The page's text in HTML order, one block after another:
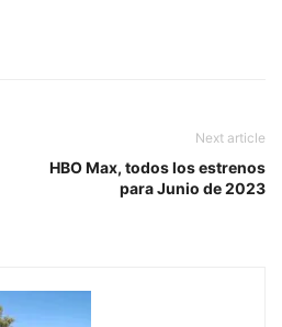
Next article
HBO Max, todos los estrenos
para Junio de 2023